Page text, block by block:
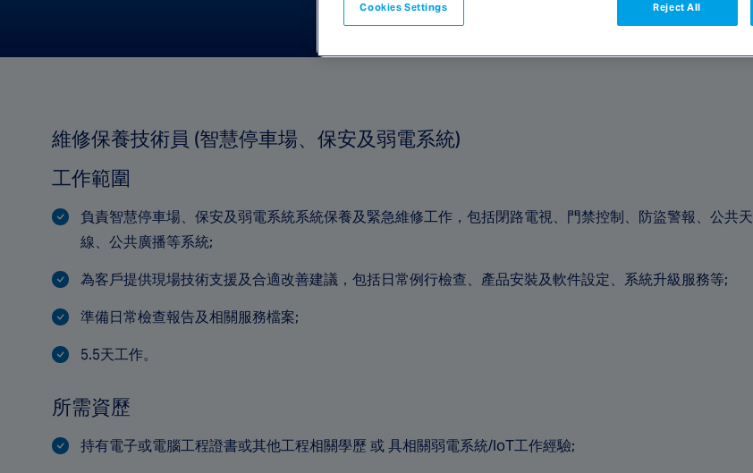
維修保養技術員 (智慧停車場、保安及弱電系統)
工作範圍
負責智慧停車場、保安及弱電系統系統保養及緊急維修工作，包括閉路電視、門禁控制、防盜警報、公共天
線、公共廣播等系統;
為客戶提供現場技術支援及合適改善建議，包括日常例行檢查、產品安裝及軟件設定、系統升級服務等;
準備日常檢查報告及相關服務檔案;
5.5天工作。
所需資歷
持有電子或電腦工程證書或其他工程相關學歷 或 具相關弱電系統/IoT工作經驗;
Cookies Settings Reject All